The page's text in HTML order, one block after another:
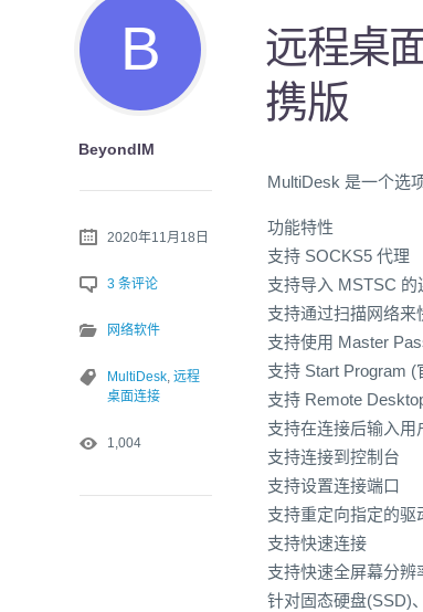
远程桌
携版
MultiDesk 是一个选
功能特性
支持 SOCKS5 代理
支持导入 MSTSC 的
支持通过扫描网络来
支持使用 Master
支持 Start Program
支持 Remote
支持在连接后输入用
支持连接到控制台
支持设置连接端口
支持重定向指定的驱
支持快速连接
支持快速全屏幕分辨
针对固态硬盘(SSD)
BeyondIM
2020年11月18日
3 条评论
网络软件
MultiDesk 远程
桌面连接
1,004